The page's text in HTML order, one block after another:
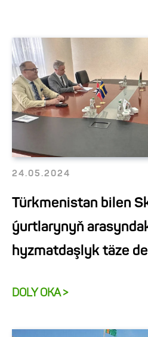
24.05.2024
Türkmenistan bilen
ýurtlarynyň
hyzmatdaşlyk täze
DOLY OKA >